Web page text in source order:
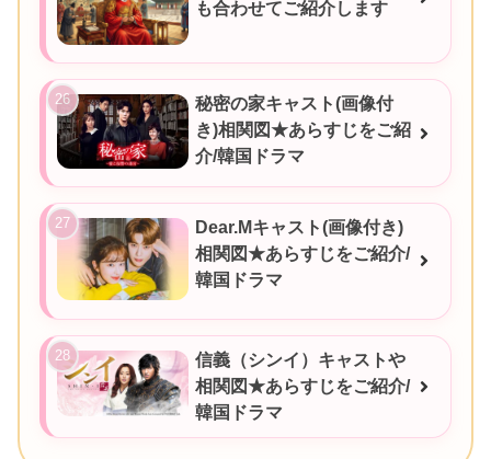
も合わせてご紹介します
秘密の家キャスト(画像付
き)相関図★あらすじをご紹
介/韓国ドラマ
Dear.Mキャスト(画像付き)
相関図★あらすじをご紹介/
韓国ドラマ
信義（シンイ）キャストや
相関図★あらすじをご紹介/
韓国ドラマ